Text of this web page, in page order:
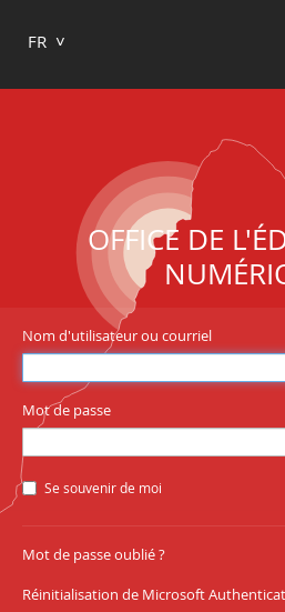
FR
OFFICE DE
Nom d'utilisateur ou courriel
Mot de passe
Se souvenir de moi
Mot de passe oublié ?
Réinitialisation de Microsoft